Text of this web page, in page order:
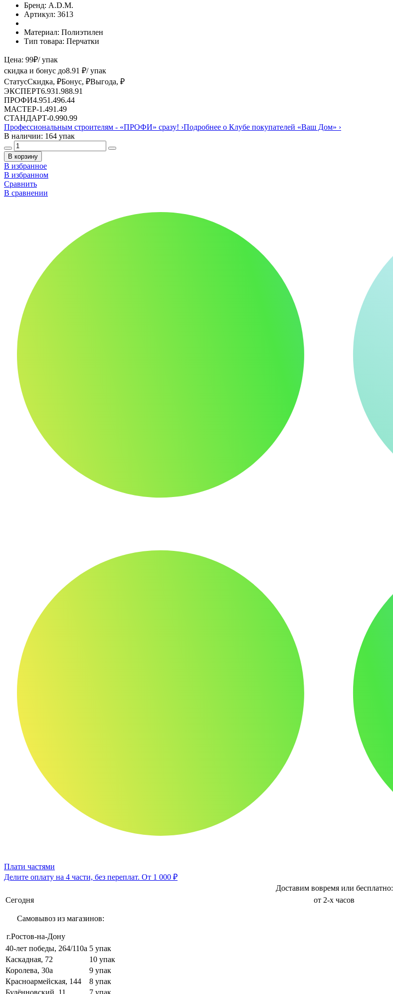
Бренд: A.D.M.
Артикул: 3613
Материал: Полиэтилен
Тип товара: Перчатки
Цена: 99₽/ упак
скидка и бонус до8.91 ₽/ упак
СтатусСкидка, ₽Бонус, ₽Выгода, ₽
ЭКСПЕРТ6.931.988.91
ПРОФИ4.951.496.44
МАСТЕР-1.491.49
СТАНДАРТ-0.990.99
Профессиональным строителям - «ПРОФИ» сразу! ›Подробнее о Клубе покупателей «Ваш Дом» ›
В наличии: 164 упак
В корзину
В избранное
В избранном
Сравнить
В сравнении
Плати частями
Делите оплату на 4 части, без переплат. От 1 000 ₽
Доставим вовремя или бесплатно:
Сегодня
от 2-х часов
Самовывоз из магазинов:
г.Ростов-на-Дону
40-лет победы, 264/110а 5 упак
Каскадная, 72
10 упак
Королева, 30а
9 упак
Красноармейская, 144
8 упак
Будённовский, 11
7 упак